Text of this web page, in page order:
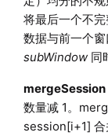
将最后一个不
数据与前一个
subWindow同
mergeSession
数量减 1。
session[i+1] 合